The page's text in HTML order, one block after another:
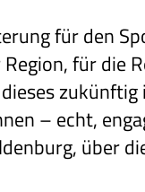
für den
Region, für die
– echt,
über